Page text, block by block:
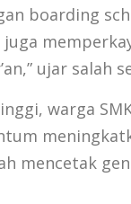
boarding
ujar salah
warga
mencetak